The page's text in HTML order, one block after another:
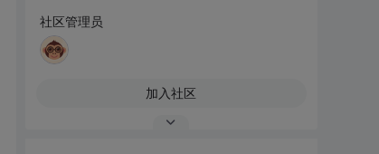
社区管理员
加入社区